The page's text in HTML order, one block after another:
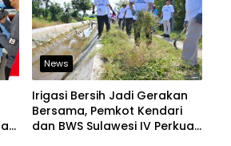
News
Irigasi Bersih Jadi Gerakan
Bersama, Pemkot Kendari
dan BWS Sulawesi IV Perkuat